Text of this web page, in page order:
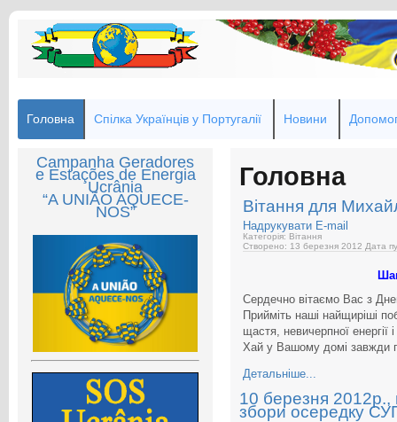
Головна Спілка Українців у Португалії Новини
Campanha Geradores
e Estações de Energia
Ucrânia
“A UNIÃO AQUECE-
NOS”
Головна
Вітання для
Надрукувати E-mail
Категорія: Вітання
Створено: 13 березня 2012 Дата
Сердечно вітаємо Вас з
Прийміть наші найщиріші
щастя, невичерпної
Хай у Вашому домі завжди
Детальніше...
10 березня 2012р.,
збори осередку